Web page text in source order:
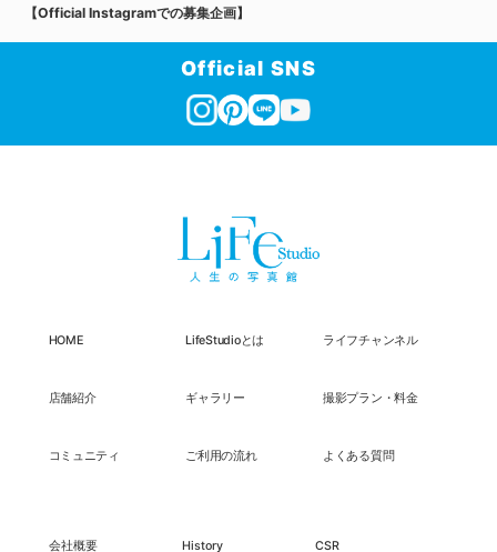
【Official Instagramでの募集企画】
Official SNS
HOME LifeStudioとは ライフチャンネル
店舗紹介 ギャラリー 撮影プラン・料金
コミュニティ ご利用の流れ よくある質問
会社概要 History CSR